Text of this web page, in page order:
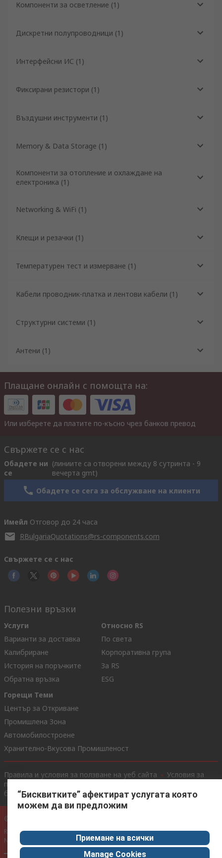
Компоненти за осветление (1 )
Дискретни полупроводници (1 )
Интерфейсни ИС (1 )
Фиксирани резистори (1 )
Въздушни инструменти (1 )
Memory & Data Storage (1 )
Компоненти за отопление и охлаждане на
електроника (1 )
Networking & WiFi (1 )
Клещи и резачки (1 )
Температурен тест и измерване (1 )
Кабели проводник-платка и лентови кабели (1 )
Структурни системи (1 )
Антени (1 )
Плащане онлайн с помощта на:
Или изберете да платите по-късно чрез банков превод
Свържете се с нас
Обадете ни
се
(линиите са отворени между 8 сутринта - 9
вечерта gmt)
Обадете се сега за обслужване на клиенти
Имейл Отговор до 24 часа
RBulgariaQuotations@rs-components.com
Свържете се с нас
Полезни връзки
Услуги
Варианти за доставка
Калибриране
История на поръчките
Обратна връзка
Относно RS
По света
Корпоративна група
За RS
ESG
Горещи Теми
Център за Откриване
Промишлена Зона
Автомобилостроене
Хранително-Вкусова Промишленост
Правила и условия за ползване на уеб сайта
Условия за
продажба
бисквитки
© RS Components Ltd. 2020
RS International, RS Components Ltd., PO Box 5762, Corby,
Northamptonshire, NN17 9RS
“Бисквитките” афектират услугата която
можем да ви предложим
Приемане на всички
Manage Cookies